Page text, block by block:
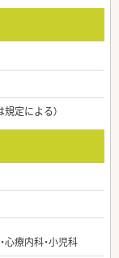
定による）
療内科・小児科